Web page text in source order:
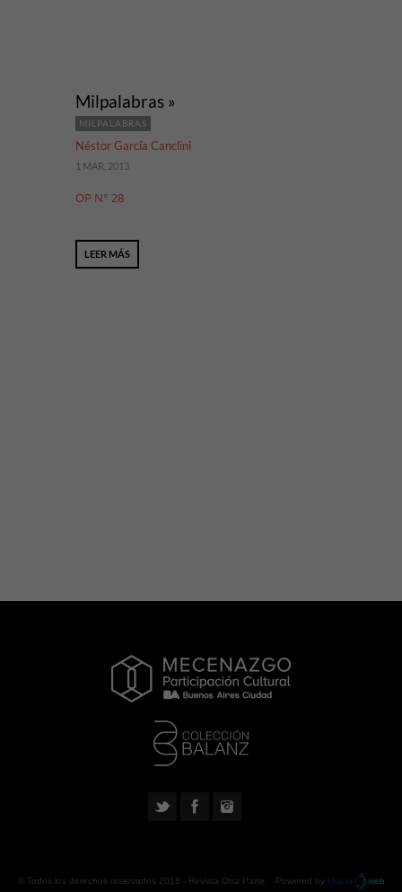
Milpalabras »
MILPALABRAS
Néstor García Canclini
1 MAR, 2013
OP N° 28
LEER MÁS
© Todos los derechos reservados 2018 - Revista Otra Parte . Powered by Urano web